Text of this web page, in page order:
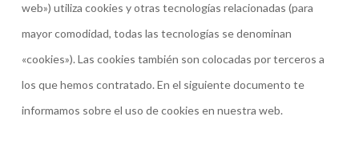
web») utiliza cookies y otras tecnologías relacionadas (para
mayor comodidad, todas las tecnologías se denominan
«cookies»). Las cookies también son colocadas por terceros a
los que hemos contratado. En el siguiente documento te
informamos sobre el uso de cookies en nuestra web.